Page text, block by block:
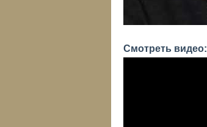
Смотреть видео: